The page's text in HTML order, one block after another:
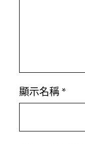
顯示名稱 *